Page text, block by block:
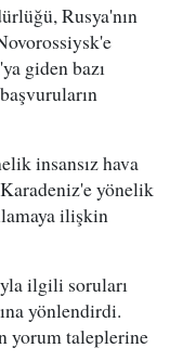
Rusya'nın
giden bazı
insansız hava
Karadeniz'e yönelik
ilişkin
ilgili soruları
yönlendirdi.
yorum taleplerine